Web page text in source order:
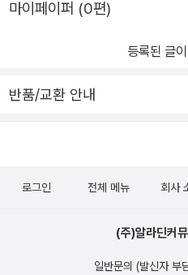
본다. 4. 왕의 하루는 고달파라 유럽 최고의 군주 ‘태양왕’ 루이 14세
를 뒤쫓아가본다. 빡빡한 업무가
5. 태양왕의 그림자 “짐이 곧 하늘”이라던 절대 권력자도 하나의 인
하녀들에게까지 조롱을 당했으며,
베르사유, 첨단 유행의 시작과 끝 파리가 세계 패션과 유행의 중심지
다. 이름난 장인들을 대거 불러들
마이페이퍼 (0편)
등록된 글
반품/교환 안내
로그인 전체 메뉴 회사
(주)알라딘커
일반문의 (발신자 부